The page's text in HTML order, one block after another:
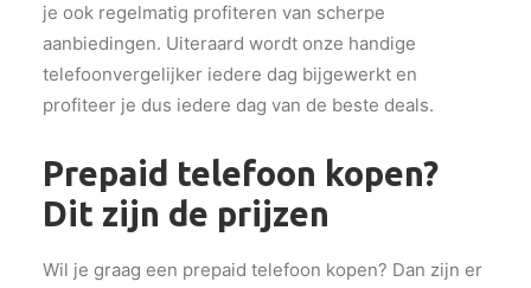
je ook regelmatig profiteren van scherpe
aanbiedingen. Uiteraard wordt onze handige
telefoonvergelijker iedere dag bijgewerkt en
profiteer je dus iedere dag van de beste deals.
Prepaid telefoon kopen?
Dit zijn de prijzen
Wil je graag een prepaid telefoon kopen? Dan zijn er